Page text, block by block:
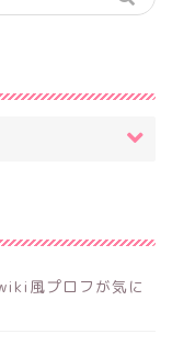
風プロフが気に